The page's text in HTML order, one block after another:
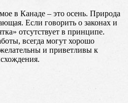
в Канаде – это осень. Природа
Если говорить о законах и
отсутствует в принципе.
всегда могут хорошо
и приветливы к